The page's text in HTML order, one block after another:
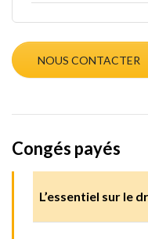
NOUS CONTACTER
Congés payés
L’essentiel sur le